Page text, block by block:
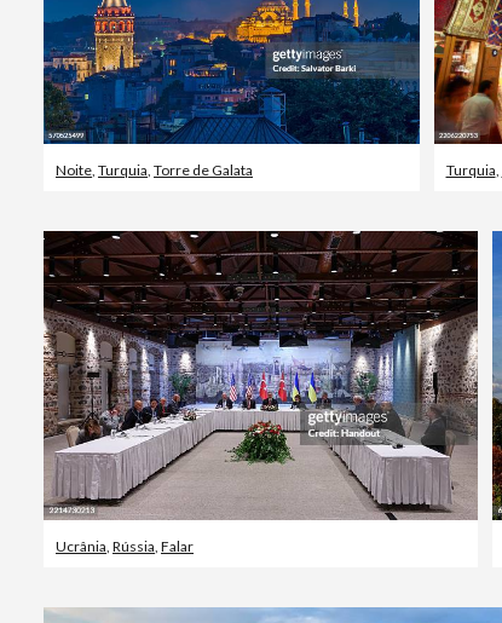
Noite Turquia Torre de Galata Turquia
Ucrânia Rússia Falar